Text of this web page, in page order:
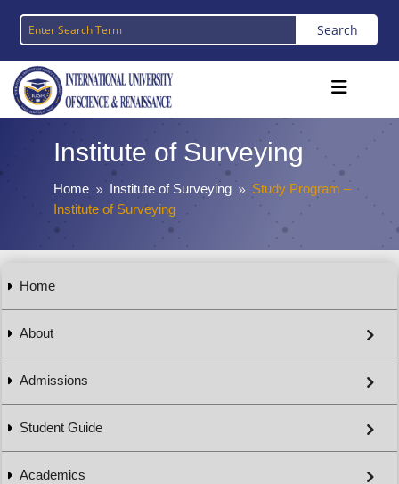
Institute of Surveying
Home 9 Institute of Surveying 9 Study Program –
Institute of Surveying
Home
About
Admissions
Student Guide
Academics